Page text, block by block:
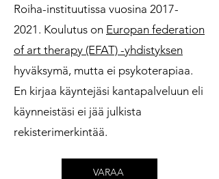
Roiha-instituutissa vuosina 2017-
2021 . Koulutus on Europan federation
of art therapy (EFAT) -yhdistyksen
hyväksymä, mutta ei psykoterapiaa.
En kirjaa käyntejäsi kantapalveluun eli
käynneistäsi ei jää julkista
rekisterimerkintää.
VARAA